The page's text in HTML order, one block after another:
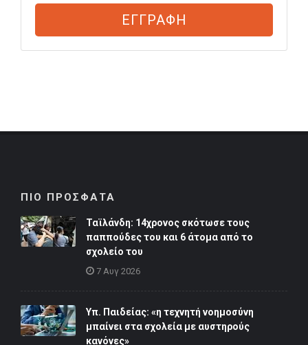
ΕΓΓΡΑΦΗ
ΠΙΟ ΠΡΟΣΦΑΤΑ
Ταϊλάνδη: 14χρονος σκότωσε τους
παππούδες του και 6 άτομα από το
σχολείο του
7 Αυγ 2026
Υπ. Παιδείας: «η τεχνητή νοημοσύνη
μπαίνει στα σχολεία με αυστηρούς
κανόνες»